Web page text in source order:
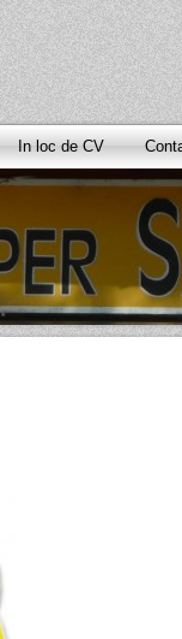
In loc de CV